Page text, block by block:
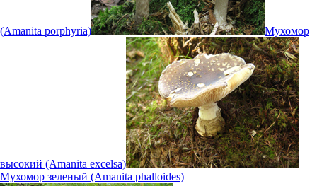
(Amanita porphyria) Мухомор
высокий (Amanita excelsa)
Мухомор зеленый (Amanita phalloides)